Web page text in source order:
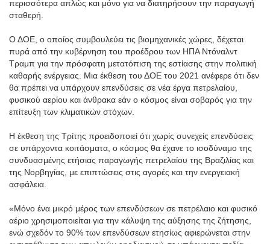
περισσότερα απλώς και μόνο για να διατηρήσουν την παραγωγή
σταθερή.
Ο ΔΟΕ, ο οποίος συμβουλεύει τις βιομηχανικές χώρες, δέχεται
πυρά από την κυβέρνηση του προέδρου των ΗΠΑ Ντόναλντ
Τραμπ για την πρόσφατη μετατόπιση της εστίασης στην πολιτική
καθαρής ενέργειας. Μια έκθεση του ΔΟΕ του 2021 ανέφερε ότι δεν
θα πρέπει να υπάρχουν επενδύσεις σε νέα έργα πετρελαίου,
φυσικού αερίου και άνθρακα εάν ο κόσμος είναι σοβαρός για την
επίτευξη των κλιματικών στόχων.
Η έκθεση της Τρίτης προειδοποιεί ότι χωρίς συνεχείς επενδύσεις
σε υπάρχοντα κοιτάσματα, ο κόσμος θα έχανε το ισοδύναμο της
συνδυασμένης ετήσιας παραγωγής πετρελαίου της Βραζιλίας και
της Νορβηγίας, με επιπτώσεις στις αγορές και την ενεργειακή
ασφάλεια.
«Μόνο ένα μικρό μέρος των επενδύσεων σε πετρέλαιο και φυσικό
αέριο χρησιμοποιείται για την κάλυψη της αύξησης της ζήτησης,
ενώ σχεδόν το 90% των επενδύσεων ετησίως αφιερώνεται στην